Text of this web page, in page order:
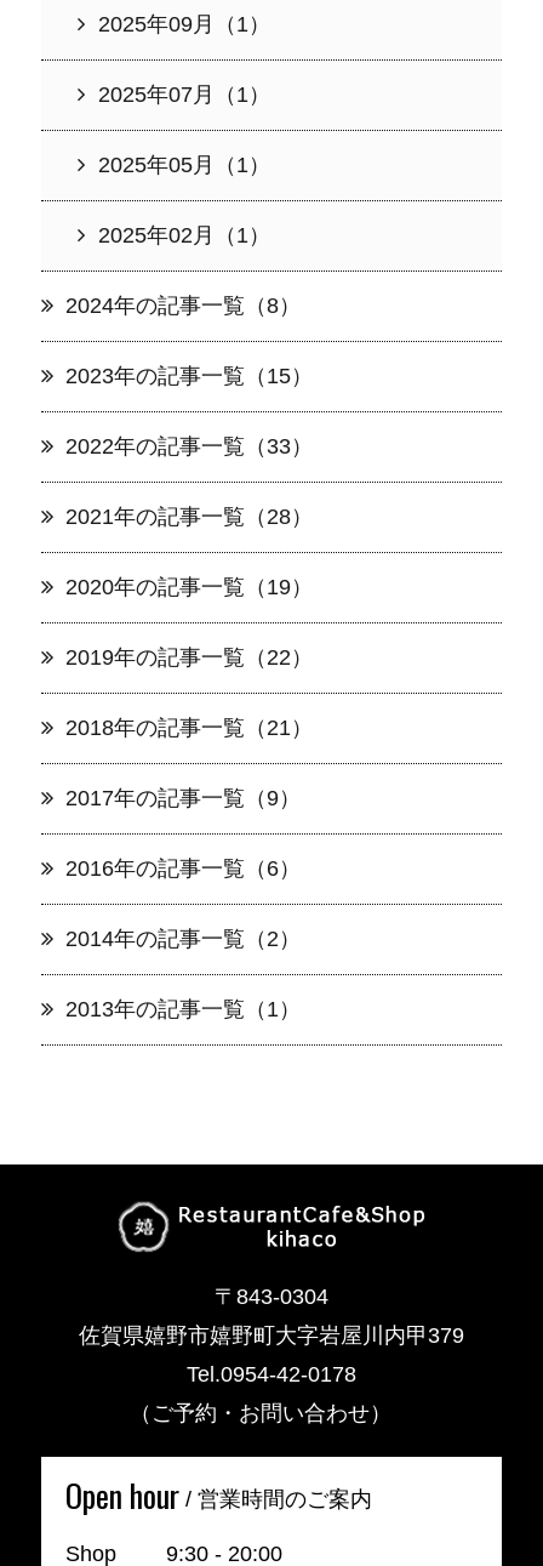
2025年09月（1）
2025年07月（1）
2025年05月（1）
2025年02月（1）
2024年の記事一覧（8）
2023年の記事一覧（15）
2022年の記事一覧（33）
2021年の記事一覧（28）
2020年の記事一覧（19）
2019年の記事一覧（22）
2018年の記事一覧（21）
2017年の記事一覧（9）
2016年の記事一覧（6）
2014年の記事一覧（2）
2013年の記事一覧（1）
〒843-0304
佐賀県嬉野市嬉野町大字岩屋川内甲379
Tel.0954-42-0178
（ご予約・お問い合わせ）
Open hour / 営業時間のご案内
Shop 9:30 - 20:00